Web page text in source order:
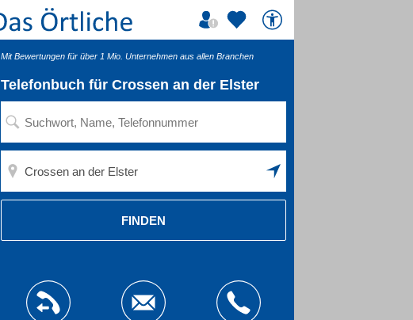
Mit Bewertungen für über 1 Mio. Unternehmen aus allen Branchen
Telefonbuch für Crossen an der Elster
FINDEN